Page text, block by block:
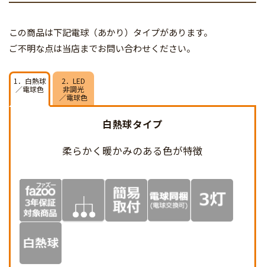
この商品は下記電球（あかり）タイプがあります。
ご不明な点は当店までお問い合わせください。
1．白熱球
／電球色
2．LED
非調光
／電球色
白熱球タイプ
柔らかく暖かみのある色が特徴